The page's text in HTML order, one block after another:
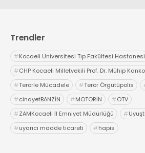
Trendler
#Kocaeli Üniversitesi Tıp Fakültesi Hastanesi
#CHP Kocaeli Milletvekili Prof. Dr. Mühip
#Terörle Mücadele #Terör Örgütüpolis
#cinayetBANZİN #MOTORİN #ÖTV
#ZAMKocaeli İl Emniyet Müdürlüğü #
#uyarıcı madde ticareti #hapis